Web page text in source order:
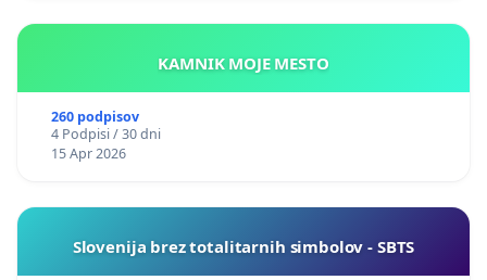
KAMNIK MOJE MESTO
260 podpisov
4 Podpisi / 30 dni
15 Apr 2026
Slovenija brez totalitarnih simbolov - SBTS